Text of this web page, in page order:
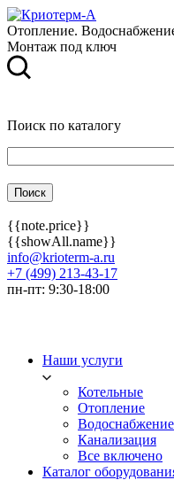
Отопление.
Монтаж под ключ
Поиск по каталогу
{{note.price}}
{{showAll.name}}
info@krioterm-a.ru
+7 (499) 213-43-17
пн-пт: 9:30-18:00
Наши услуги
Котельные
Отопление
Водоснабжение
Канализация
Все включено
Каталог